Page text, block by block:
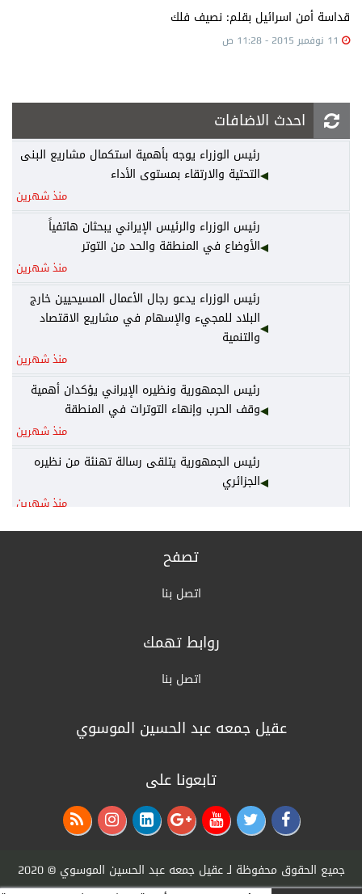
قداسة أمن اسرائيل بقلم: نصيف فلك
احدث الاضافات
رئيس الوزراء يوجه بأهمية استكمال مشاريع البنى
التحتية والارتقاء بمستوى الأداء
منذ شهرين
رئيس الوزراء والرئيس الإيراني يبحثان هاتفياً
الأوضاع في المنطقة والحد من التوتر
منذ شهرين
رئيس الوزراء يدعو رجال الأعمال المسيحيين خارج
البلاد للمجيء والإسهام في مشاريع الاقتصاد
والتنمية
منذ شهرين
رئيس الجمهورية ونظيره الإيراني يؤكدان أهمية
وقف الحرب وإنهاء التوترات في المنطقة
منذ شهرين
رئيس الجمهورية يتلقى رسالة تهنئة من نظيره
الجزائري
منذ شهرين
رئيس الوزراء يكلف وزير المالية نائباً عنه لرئاسة
المجلس الوزاري للاقتصاد
الخارجية: أمن واستقرار دول الخليج يُعدّ جزءاً لا
القرارات الكاملة لجلسة مجلس الوزراء اليوم
الزراعة: السلع الزراعية غير مشمولة بالتعرفة
التربية: نظام إدارة المعلومات سيرسل لأهالي
الطلبة تقارير عن درجاتهم ومستواهم العلمي
القرارات الكاملة لجلسة مجلس الوزراء
تصفح
اتصل بنا
روابط تهمك
اتصل بنا
عقيل جمعه عبد الحسين الموسوي
تابعونا على
جميع الحقوق محفوظة لـعقيل جمعه عبد الحسين الموسوي © 2020